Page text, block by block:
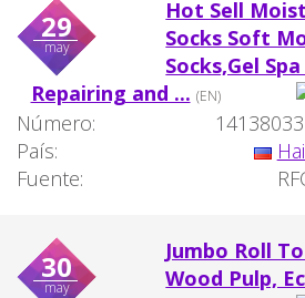
29
may
Hot Sell
Socks Soft
Socks,Gel
Repairing and ... (EN)
Número:
País:
Fuente:
30
may
Jumbo Roll
Wood Pulp,